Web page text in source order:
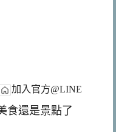
加入官方@LINE
食還是景點了